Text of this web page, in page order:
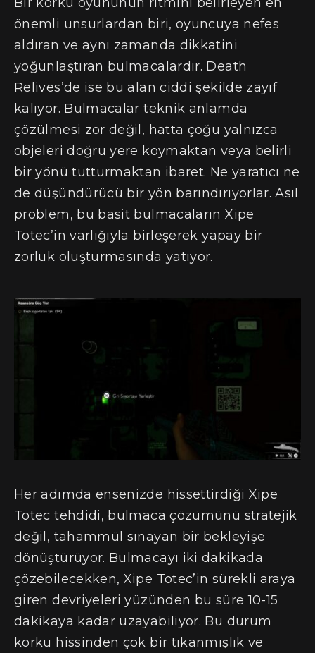
Bir korku oyununun ritmini belirleyen en
önemli unsurlardan biri, oyuncuya nefes
aldıran ve aynı zamanda dikkatini
yoğunlaştıran bulmacalardır. Death
Relives’de ise bu alan ciddi şekilde zayıf
kalıyor. Bulmacalar teknik anlamda
çözülmesi zor değil, hatta çoğu yalnızca
objeleri doğru yere koymaktan veya belirli
bir yönü tutturmaktan ibaret. Ne yaratıcı ne
de düşündürücü bir yön barındırıyorlar. Asıl
problem, bu basit bulmacaların Xipe
Totec’in varlığıyla birleşerek yapay bir
zorluk oluşturmasında yatıyor.
Her adımda ensenizde hissettirdiği Xipe
Totec tehdidi, bulmaca çözümünü stratejik
değil, tahammül sınayan bir bekleyişe
dönüştürüyor. Bulmacayı iki dakikada
çözebilecekken, Xipe Totec’in sürekli araya
giren devriyeleri yüzünden bu süre 10-15
dakikaya kadar uzayabiliyor. Bu durum
korku hissinden çok bir tıkanmışlık ve